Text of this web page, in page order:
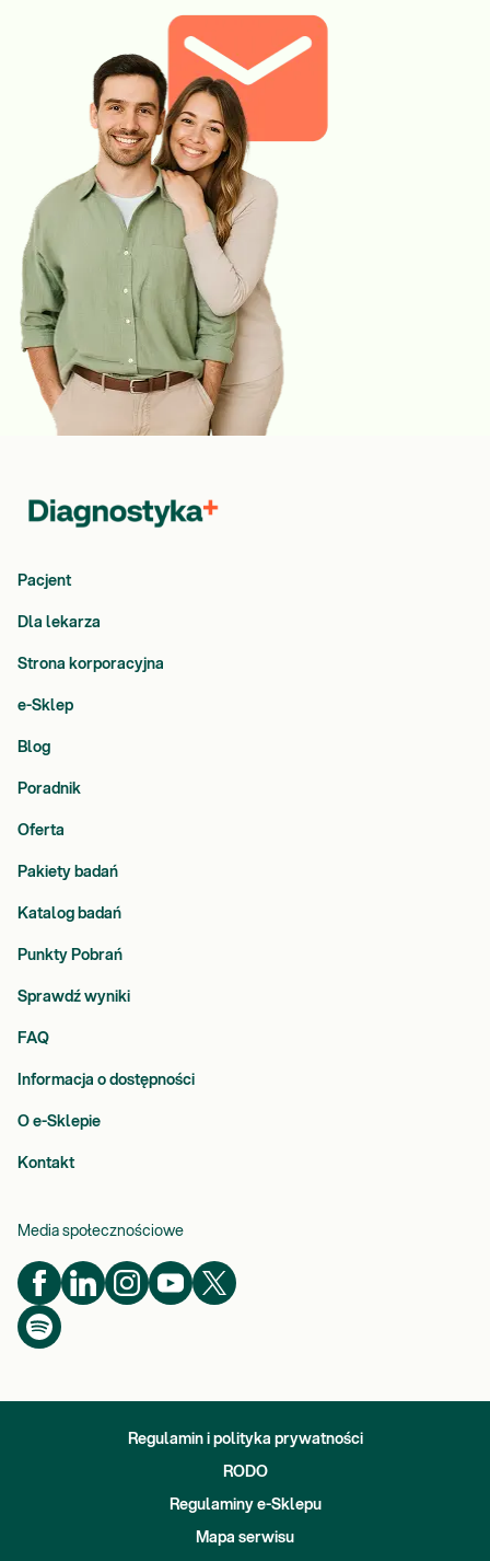
Pacjent
Dla lekarza
Strona korporacyjna
e-Sklep
Blog
Poradnik
Oferta
Pakiety badań
Katalog badań
Punkty Pobrań
Sprawdź wyniki
FAQ
Informacja o dostępności
O e-Sklepie
Kontakt
Media społecznościowe
Regulamin i polityka prywatności
RODO
Regulaminy e-Sklepu
Mapa serwisu